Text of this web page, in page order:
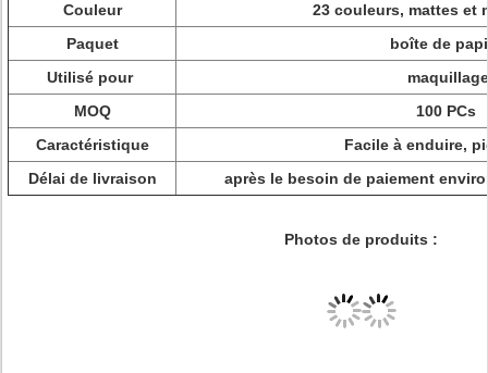
Couleur
23 couleurs, mattes et
Paquet
boîte de
Utilisé pour
maquillage
MOQ
100 PCs
Caractéristique
Facile à enduire,
Délai de livraison
après le besoin de paiement
Photos de produits :